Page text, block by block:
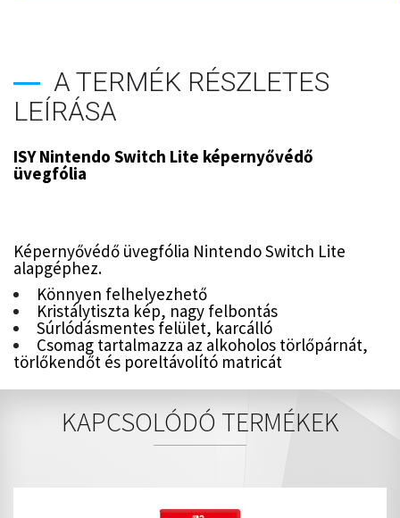
A TERMÉK RÉSZLETES
LEÍRÁSA
ISY Nintendo Switch Lite képernyővédő
üvegfólia
Képernyővédő üvegfólia Nintendo Switch Lite
alapgéphez.
Könnyen felhelyezhető
Kristálytiszta kép, nagy felbontás
Súrlódásmentes felület, karcálló
Csomag tartalmazza az alkoholos törlőpárnát,
törlőkendőt és poreltávolító matricát
KAPCSOLÓDÓ TERMÉKEK